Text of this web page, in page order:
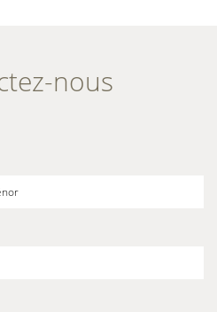
nous